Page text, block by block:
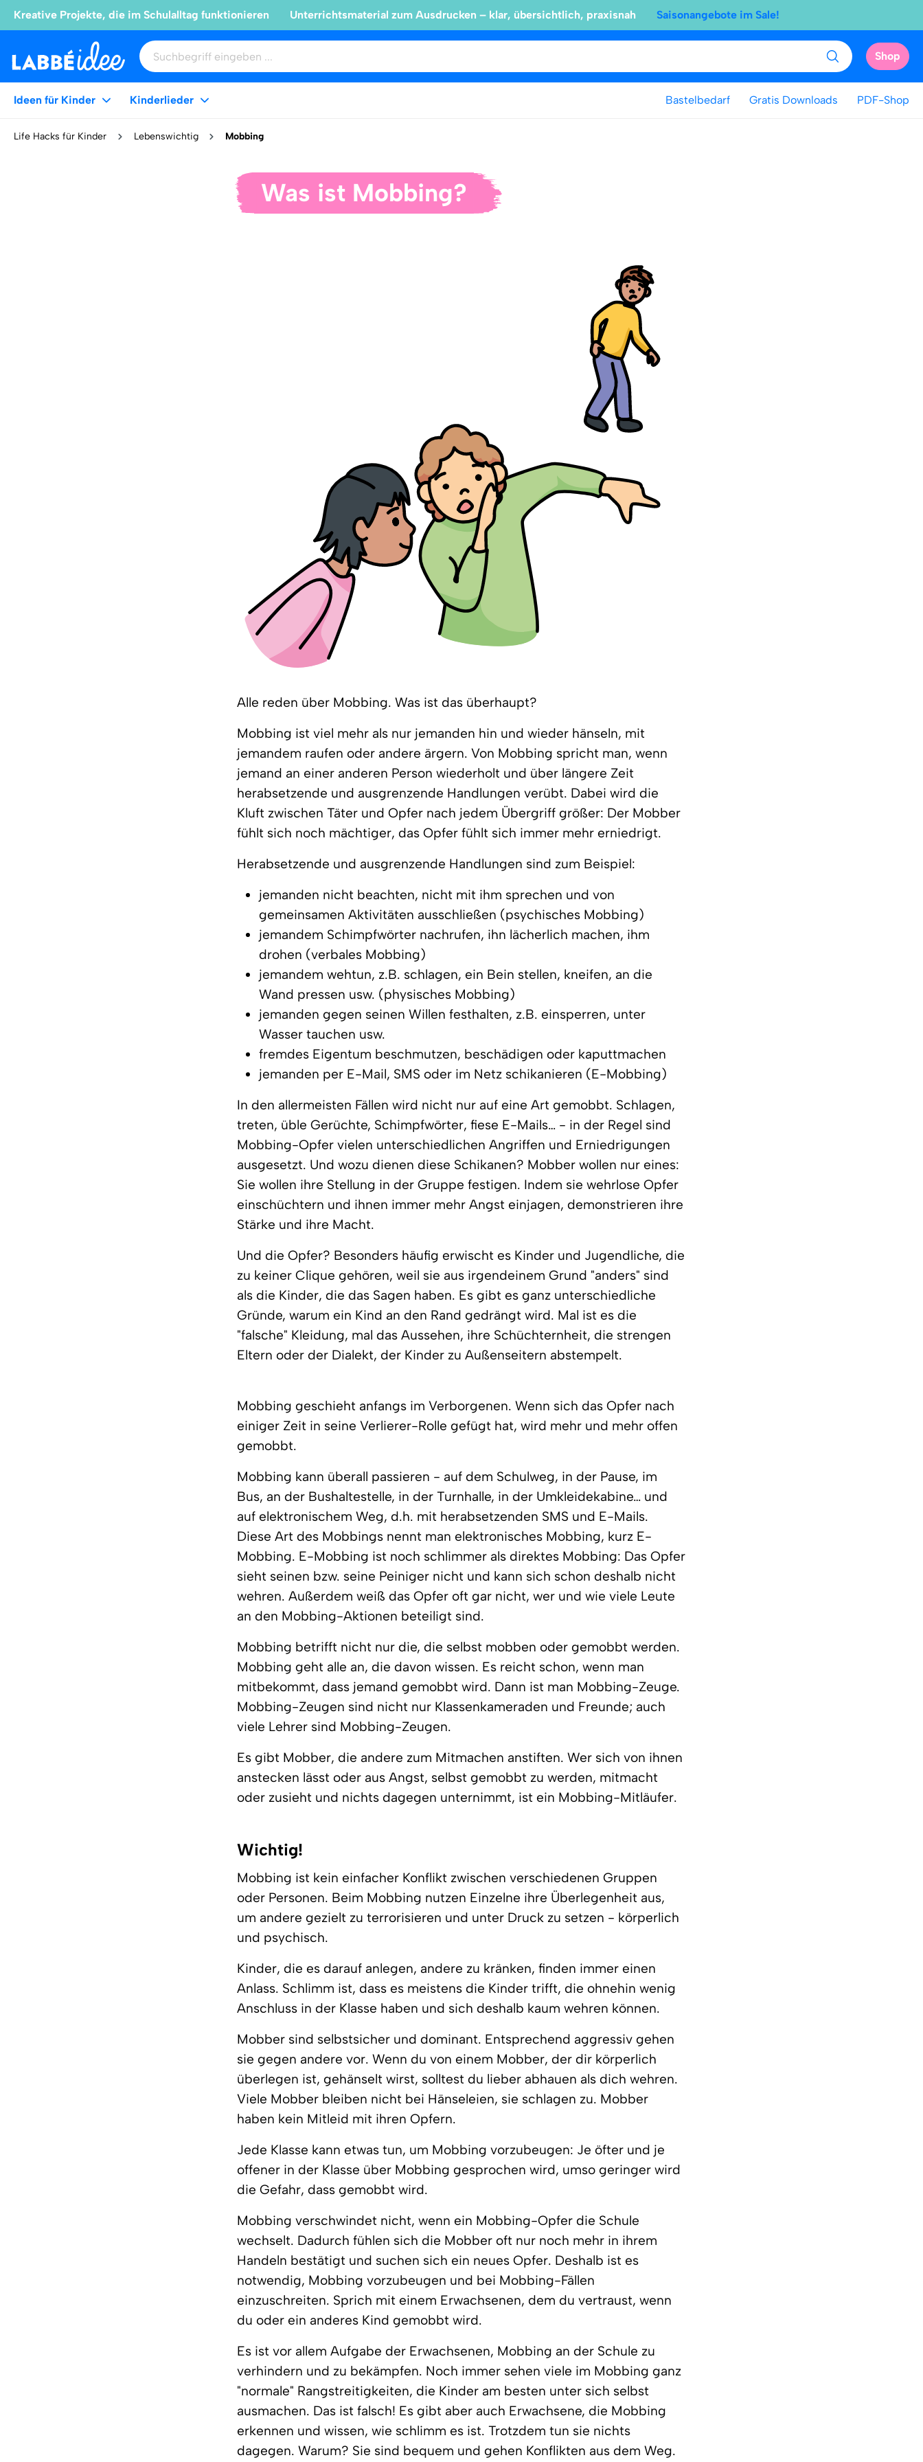
Kreative Projekte, die im Schulalltag funktionieren Unterrichtsmaterial zum Ausdrucken – klar, übersichtlich, praxisnah Saisonangebote im Sale!
Shop
Ideen für Kinder Kinderlieder Bastelbedarf Gratis Downloads PDF-Shop
Life Hacks für Kinder Lebenswichtig Mobbing
Was ist Mobbing?
Alle reden über Mobbing. Was ist das überhaupt?
Mobbing ist viel mehr als nur jemanden hin und wieder hänseln, mit
jemandem raufen oder andere ärgern. Von Mobbing spricht man, wenn
jemand an einer anderen Person wiederholt und über längere Zeit
herabsetzende und ausgrenzende Handlungen verübt. Dabei wird die
Kluft zwischen Täter und Opfer nach jedem Übergriff größer: Der Mobber
fühlt sich noch mächtiger, das Opfer fühlt sich immer mehr erniedrigt.
Herabsetzende und ausgrenzende Handlungen sind zum Beispiel:
jemanden nicht beachten, nicht mit ihm sprechen und von
gemeinsamen Aktivitäten ausschließen (psychisches Mobbing)
jemandem Schimpfwörter nachrufen, ihn lächerlich machen, ihm
drohen (verbales Mobbing)
jemandem wehtun, z.B. schlagen, ein Bein stellen, kneifen, an die
Wand pressen usw. (physisches Mobbing)
jemanden gegen seinen Willen festhalten, z.B. einsperren, unter
Wasser tauchen usw.
fremdes Eigentum beschmutzen, beschädigen oder kaputtmachen
jemanden per E-Mail, SMS oder im Netz schikanieren (E-Mobbing)
In den allermeisten Fällen wird nicht nur auf eine Art gemobbt. Schlagen,
treten, üble Gerüchte, Schimpfwörter, fiese E-Mails… - in der Regel sind
Mobbing-Opfer vielen unterschiedlichen Angriffen und Erniedrigungen
ausgesetzt. Und wozu dienen diese Schikanen? Mobber wollen nur eines:
Sie wollen ihre Stellung in der Gruppe festigen. Indem sie wehrlose Opfer
einschüchtern und ihnen immer mehr Angst einjagen, demonstrieren ihre
Stärke und ihre Macht.
Und die Opfer? Besonders häufig erwischt es Kinder und Jugendliche, die
zu keiner Clique gehören, weil sie aus irgendeinem Grund "anders" sind
als die Kinder, die das Sagen haben. Es gibt es ganz unterschiedliche
Gründe, warum ein Kind an den Rand gedrängt wird. Mal ist es die
"falsche" Kleidung, mal das Aussehen, ihre Schüchternheit, die strengen
Eltern oder der Dialekt, der Kinder zu Außenseitern abstempelt.
Mobbing geschieht anfangs im Verborgenen. Wenn sich das Opfer nach
einiger Zeit in seine Verlierer-Rolle gefügt hat, wird mehr und mehr offen
gemobbt.
Mobbing kann überall passieren - auf dem Schulweg, in der Pause, im
Bus, an der Bushaltestelle, in der Turnhalle, in der Umkleidekabine… und
auf elektronischem Weg, d.h. mit herabsetzenden SMS und E-Mails.
Diese Art des Mobbings nennt man elektronisches Mobbing, kurz E-
Mobbing. E-Mobbing ist noch schlimmer als direktes Mobbing: Das Opfer
sieht seinen bzw. seine Peiniger nicht und kann sich schon deshalb nicht
wehren. Außerdem weiß das Opfer oft gar nicht, wer und wie viele Leute
an den Mobbing-Aktionen beteiligt sind.
Mobbing betrifft nicht nur die, die selbst mobben oder gemobbt werden.
Mobbing geht alle an, die davon wissen. Es reicht schon, wenn man
mitbekommt, dass jemand gemobbt wird. Dann ist man Mobbing-Zeuge.
Mobbing-Zeugen sind nicht nur Klassenkameraden und Freunde; auch
viele Lehrer sind Mobbing-Zeugen.
Es gibt Mobber, die andere zum Mitmachen anstiften. Wer sich von ihnen
anstecken lässt oder aus Angst, selbst gemobbt zu werden, mitmacht
oder zusieht und nichts dagegen unternimmt, ist ein Mobbing-Mitläufer.
Wichtig!
Mobbing ist kein einfacher Konflikt zwischen verschiedenen Gruppen
oder Personen. Beim Mobbing nutzen Einzelne ihre Überlegenheit aus,
um andere gezielt zu terrorisieren und unter Druck zu setzen - körperlich
und psychisch.
Kinder, die es darauf anlegen, andere zu kränken, finden immer einen
Anlass. Schlimm ist, dass es meistens die Kinder trifft, die ohnehin wenig
Anschluss in der Klasse haben und sich deshalb kaum wehren können.
Mobber sind selbstsicher und dominant. Entsprechend aggressiv gehen
sie gegen andere vor. Wenn du von einem Mobber, der dir körperlich
überlegen ist, gehänselt wirst, solltest du lieber abhauen als dich wehren.
Viele Mobber bleiben nicht bei Hänseleien, sie schlagen zu. Mobber
haben kein Mitleid mit ihren Opfern.
Jede Klasse kann etwas tun, um Mobbing vorzubeugen: Je öfter und je
offener in der Klasse über Mobbing gesprochen wird, umso geringer wird
die Gefahr, dass gemobbt wird.
Mobbing verschwindet nicht, wenn ein Mobbing-Opfer die Schule
wechselt. Dadurch fühlen sich die Mobber oft nur noch mehr in ihrem
Handeln bestätigt und suchen sich ein neues Opfer. Deshalb ist es
notwendig, Mobbing vorzubeugen und bei Mobbing-Fällen
einzuschreiten. Sprich mit einem Erwachsenen, dem du vertraust, wenn
du oder ein anderes Kind gemobbt wird.
Es ist vor allem Aufgabe der Erwachsenen, Mobbing an der Schule zu
verhindern und zu bekämpfen. Noch immer sehen viele im Mobbing ganz
"normale" Rangstreitigkeiten, die Kinder am besten unter sich selbst
ausmachen. Das ist falsch! Es gibt aber auch Erwachsene, die Mobbing
erkennen und wissen, wie schlimm es ist. Trotzdem tun sie nichts
dagegen. Warum? Sie sind bequem und gehen Konflikten aus dem Weg.